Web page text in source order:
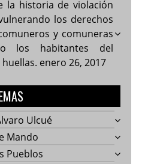
la historia de violación
los derechos
y comuneras
los habitantes del
enero 26, 2017
Ulcué
Mando
Pueblos